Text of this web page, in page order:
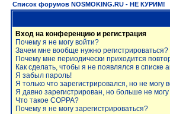
Список форумов NOSMOKING.RU - НЕ КУРИМ!
Вход на конференцию и регистрация
Почему я не могу войти?
Зачем мне вообще нужно регистрироваться?
Почему мне периодически приходится
Как сделать, чтобы я не появлялся в списке
Я забыл пароль!
Я только что зарегистрировался, но не могу
Я давно зарегистрирован, но больше не могу
Что такое COPPA?
Почему я не могу зарегистрироваться?